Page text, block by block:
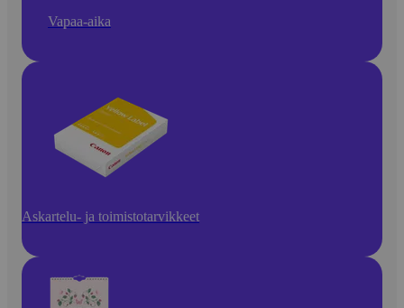
Vapaa-aika
Askartelu- ja toimistotarvikkeet